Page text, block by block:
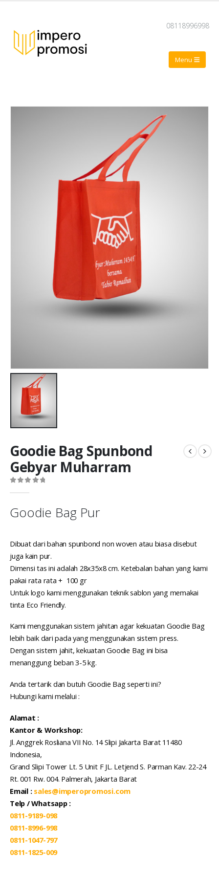
08118996998
Goodie Bag Spunbond
Gebyar Muharram
Goodie Bag Pur
Dibuat dari bahan spunbond non woven atau biasa disebut
juga kain pur.
Dimensi tas ini adalah 28x35x8 cm. Ketebalan bahan yang kami
pakai rata rata + 100 gr
Untuk logo kami menggunakan teknik sablon yang memakai
tinta Eco Friendly.
Kami menggunakan sistem jahitan agar kekuatan Goodie Bag
lebih baik dari pada yang menggunakan sistem press.
Dengan sistem jahit, kekuatan Goodie Bag ini bisa
menanggung beban 3-5 kg.
Anda tertarik dan butuh Goodie Bag seperti ini?
Hubungi kami melalui :
Alamat :
Kantor & Workshop:
Jl. Anggrek Rosliana VII No. 14 Slipi Jakarta Barat 11480
Indonesia,
Grand Slipi Tower Lt. 5 Unit F JL. Letjend S. Parman Kav. 22-24
Rt. 001 Rw. 004. Palmerah, Jakarta Barat
Email : sales@imperopromosi.com
Telp / Whatsapp :
0811-9189-098
0811-8996-998
0811-1047-797
0811-1825-009